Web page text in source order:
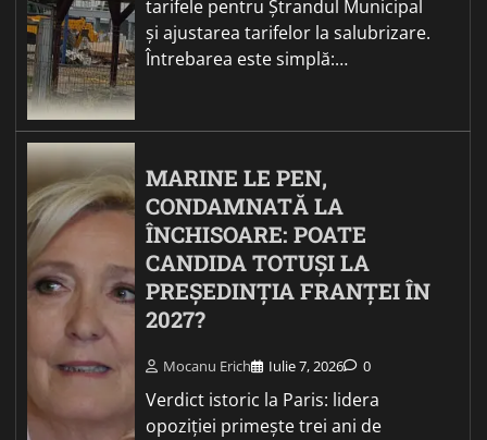
tarifele pentru Ștrandul Municipal
și ajustarea tarifelor la salubrizare.
Întrebarea este simplă:…
MARINE LE PEN,
CONDAMNATĂ LA
ÎNCHISOARE: POATE
CANDIDA TOTUȘI LA
PREȘEDINȚIA FRANȚEI ÎN
2027?
Mocanu Erich Iulie 7, 2026 0
Verdict istoric la Paris: lidera
opoziției primește trei ani de